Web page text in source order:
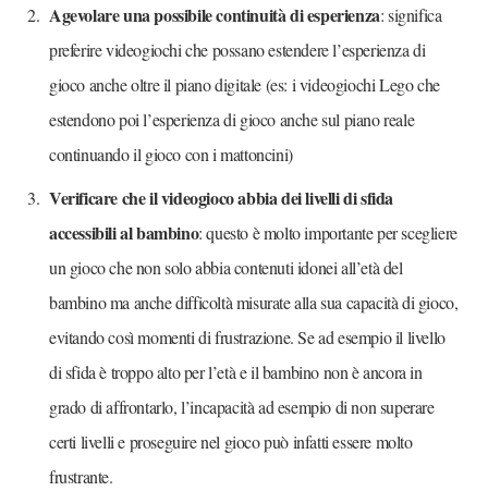
Agevolare una possibile continuità di esperienza: significa
preferire videogiochi che possano estendere l’esperienza di
gioco anche oltre il piano digitale (es: i videogiochi Lego che
estendono poi l’esperienza di gioco anche sul piano reale
continuando il gioco con i mattoncini)
Verificare che il videogioco abbia dei livelli di sfida
accessibili al bambino: questo è molto importante per scegliere
un gioco che non solo abbia contenuti idonei all’età del
bambino ma anche difficoltà misurate alla sua capacità di gioco,
evitando così momenti di frustrazione. Se ad esempio il livello
di sfida è troppo alto per l’età e il bambino non è ancora in
grado di affrontarlo, l’incapacità ad esempio di non superare
certi livelli e proseguire nel gioco può infatti essere molto
frustrante.